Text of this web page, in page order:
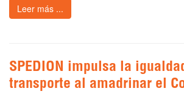
Leer más ...
SPEDION impulsa la
transporte al amadrinar el